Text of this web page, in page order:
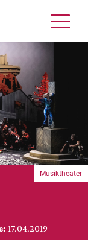
17.04.2019
Musiktheater